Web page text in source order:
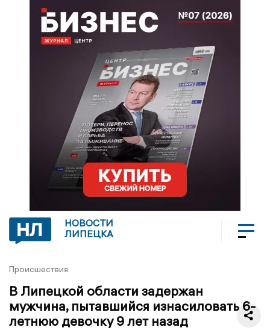
НОВОСТИ
ЛИПЕЦКА
Происшествия
В Липецкой области задержан
мужчина, пытавшийся изнасиловать 6-
летнюю девочку 9 лет назад